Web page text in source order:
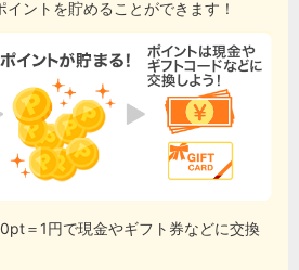
ントを貯めることができます！
＝1円で現金やギフト券などに交換